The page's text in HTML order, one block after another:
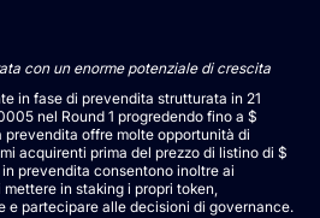
con un enorme potenziale di crescita
in fase di prevendita strutturata in 21
nel Round 1 progredendo fino a $
prevendita offre molte opportunità di
acquirenti prima del prezzo di listino di $
prevendita consentono inoltre ai
in staking i propri token,
e partecipare alle decisioni di governance.